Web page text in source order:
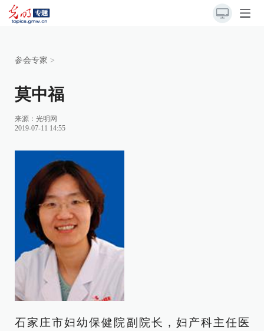
参会专家 >
莫中福
来源： 光明网
2019-07-11 14:55
石家庄市妇幼保健院副院长，妇产科主任医